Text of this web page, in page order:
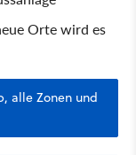
Orte wird es
alle Zonen und